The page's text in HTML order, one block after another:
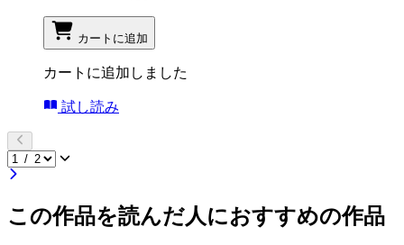
カートに追加
カートに追加しました
試し読み
この作品を読んだ人におすすめの作品